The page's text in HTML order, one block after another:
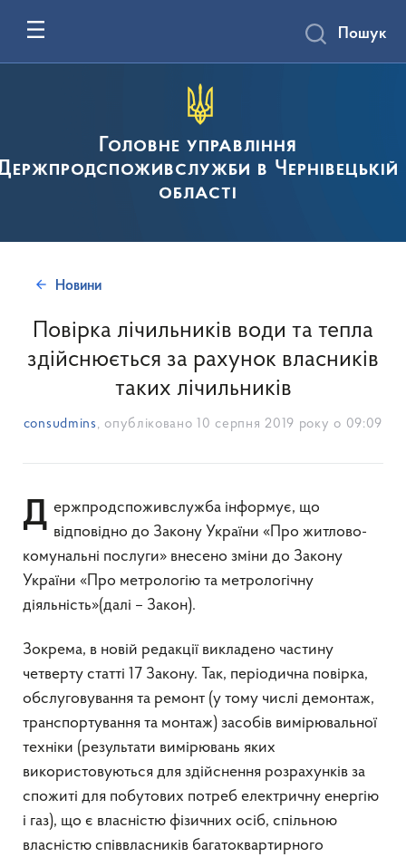
Головне управління
в Чернівецькій
області
Пошук
Новини
Повірка лічильників води та тепла
здійснюється за рахунок власників
таких лічильників
consudmins , опубліковано 10 серпня 2019 року о 09:09
Держпродспоживслужба інформує, що відповідно до Закону України «Про житлово-
комунальні послуги» внесено зміни до Закону
України «Про метрологію та метрологічну
діяльність»(далі – Закон).
Зокрема, в новій редакції викладено частину
четверту статті 17 Закону. Так, періодична повірка,
обслуговування та ремонт (у тому числі демонтаж,
транспортування та монтаж) засобів вимірювальної
техніки (результати вимірювань яких
використовуються для здійснення розрахунків за
спожиті для побутових потреб електричну енергію
і газ), що є власністю фізичних осіб, спільною
власністю співвласників багатоквартирного